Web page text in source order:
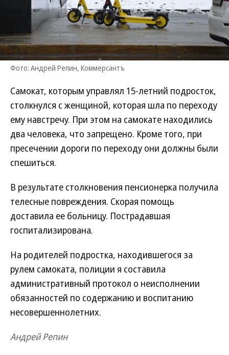
Фото: Андрей Репин, Коммерсантъ
Самокат, которым управлял 15-летний подросток,
столкнулся с женщиной, которая шла по переходу
ему навстречу. При этом на самокате находились
два человека, что запрещено. Кроме того, при
пресечении дороги по переходу они должны были
спешиться.
В результате столкновения пенсионерка получила
телесные повреждения. Скорая помощь
доставила ее больницу. Пострадавшая
госпитализирована.
На родителей подростка, находившегося за
рулем самоката, полиции я составила
административный протокол о неисполнении
обязанностей по содержанию и воспитанию
несовершеннолетних.
Андрей Репин